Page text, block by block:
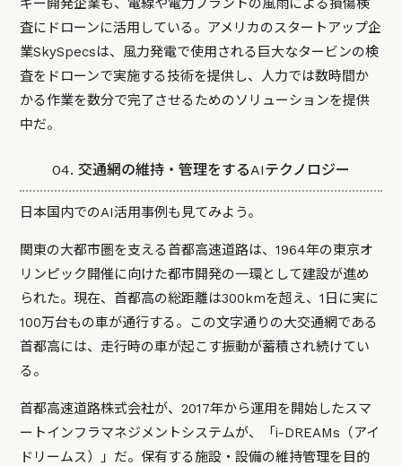
ギー開発企業も、電線や電力プラントの風雨による損傷検
査にドローンに活用している。アメリカのスタートアップ企
業SkySpecsは、風力発電で使用される巨大なタービンの検
査をドローンで実施する技術を提供し、人力では数時間か
かる作業を数分で完了させるためのソリューションを提供
中だ。
04. 交通網の維持・管理をするAIテクノロジー
日本国内でのAI活用事例も見てみよう。
関東の大都市圏を支える首都高速道路は、1964年の東京オ
リンピック開催に向けた都市開発の一環として建設が進め
られた。現在、首都高の総距離は300kmを超え、1日に実に
100万台もの車が通行する。この文字通りの大交通網である
首都高には、走行時の車が起こす振動が蓄積され続けてい
る。
首都高速道路株式会社が、2017年から運用を開始したスマ
ートインフラマネジメントシステムが、「i-DREAMs（アイ
ドリームス）」だ。保有する施設・設備の維持管理を目的